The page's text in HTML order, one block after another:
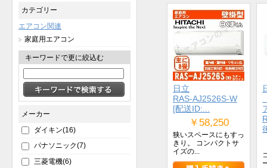
日立
RAS-AJ2526S-W
[配送ID:...
￥58,250
狭いスペースにもすっ
きり。 コンパクトサ
イズの...
カテゴリー
エアコン関連
家庭用エアコン
キーワードで更に絞込む
メーカー
ダイキン(16)
パナソニック(7)
三菱電機(6)